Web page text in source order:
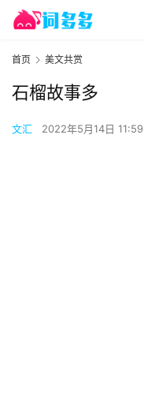
首页 美文共赏
石榴故事多
文汇 2022年5月14日 11:59